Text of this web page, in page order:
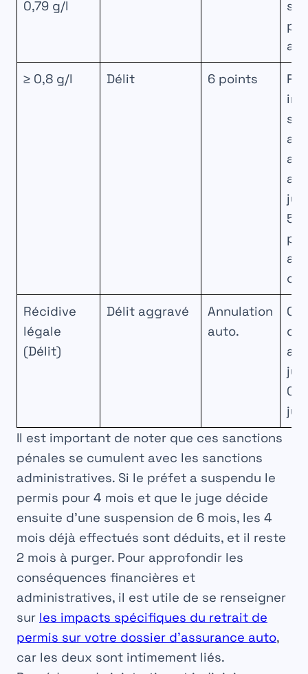
0,79 g/l
≥ 0,8 g/l Délit 6 points
Récidive
légale
(Délit)
Délit aggravé
Annulation
auto.
du
Il est important de noter que ces sanctions
pénales se cumulent avec les sanctions
administratives. Si le préfet a suspendu le
permis pour 4 mois et que le juge décide
ensuite d’une suspension de 6 mois, les 4
mois déjà effectués sont déduits, et il reste
2 mois à purger. Pour approfondir les
conséquences financières et
administratives, il est utile de se renseigner
sur les impacts spécifiques du retrait de
permis sur votre dossier d’assurance auto,
car les deux sont intimement liés.